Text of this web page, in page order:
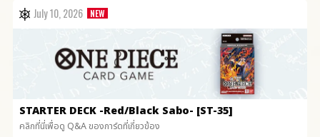
July 10, 2026
STARTER DECK -Red/Black Sabo- [ST-35]
คลิกที่นี่เพื่อดู Q&A ของการ์ดที่เกี่ยวข้อง